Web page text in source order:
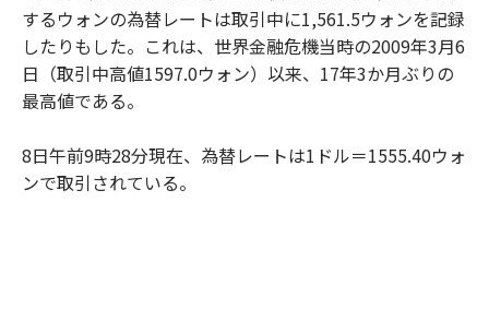
するウォンの為替レートは取引中に1,561.5ウォンを記録
したりもした。これは、世界金融危機当時の2009年3月6
日（取引中高値1597.0ウォン）以来、17年3か月ぶりの
最高値である。
8日午前9時28分現在、為替レートは1ドル＝1555.40ウォ
ンで取引されている。